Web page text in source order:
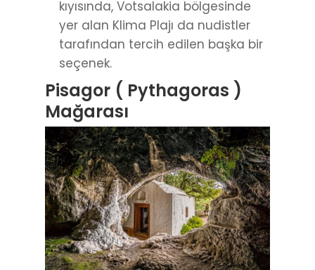
kıyısında, Votsalakia bölgesinde
yer alan Klima Plajı da nudistler
tarafından tercih edilen başka bir
seçenek.
Pisagor ( Pythagoras )
Mağarası